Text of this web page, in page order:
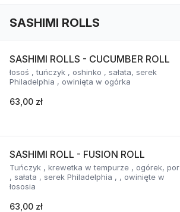
SASHIMI ROLLS
SASHIMI ROLLS - CUCUMBER ROLL
łosoś , tuńczyk , oshinko , sałata, serek
Philadelphia , owinięta w ogórka
63,00 zł
SASHIMI ROLL - FUSION ROLL
Tuńczyk , krewetka w tempurze , ogórek, por
, sałata , serek Philadelphia , , owinięte w
łososia
63,00 zł